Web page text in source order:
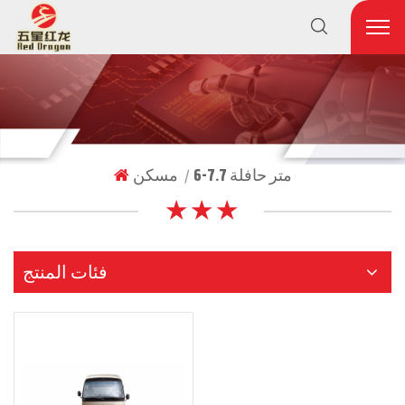
مسكن | 6-7.7 متر حافلة
★ ★ ★
فئات المنتج